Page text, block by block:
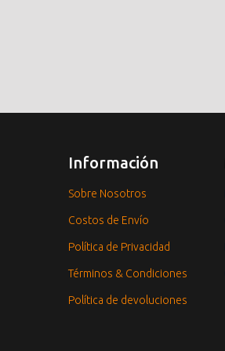
Información
Sobre Nosotros
Costos de Envío
Política de Privacidad
Términos & Condiciones
Política de devoluciones